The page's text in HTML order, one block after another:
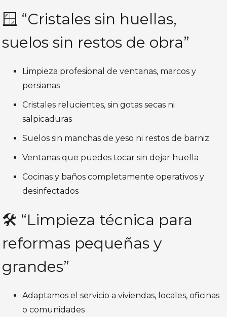
🪟 “Cristales sin huellas,
suelos sin restos de obra”
Limpieza profesional de ventanas, marcos y
persianas
Cristales relucientes, sin gotas secas ni
salpicaduras
Suelos sin manchas de yeso ni restos de barniz
Ventanas que puedes tocar sin dejar huella
Cocinas y baños completamente operativos y
desinfectados
🛠️ “Limpieza técnica para
reformas pequeñas y
grandes”
Adaptamos el servicio a viviendas, locales, oficinas
o comunidades